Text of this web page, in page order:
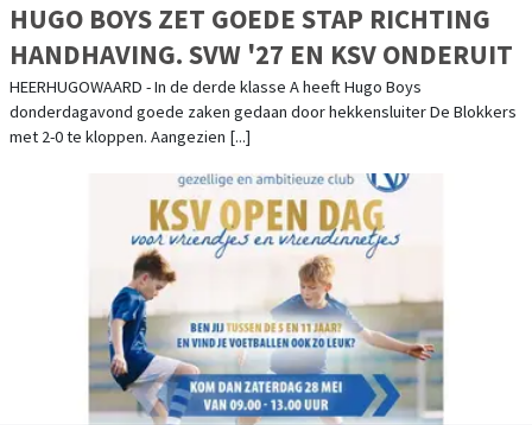
HUGO BOYS ZET GOEDE STAP RICHTING
HANDHAVING. SVW '27 EN KSV ONDERUIT
HEERHUGOWAARD - In de derde klasse A heeft Hugo Boys
donderdagavond goede zaken gedaan door hekkensluiter De Blokkers
met 2-0 te kloppen. Aangezien [...]